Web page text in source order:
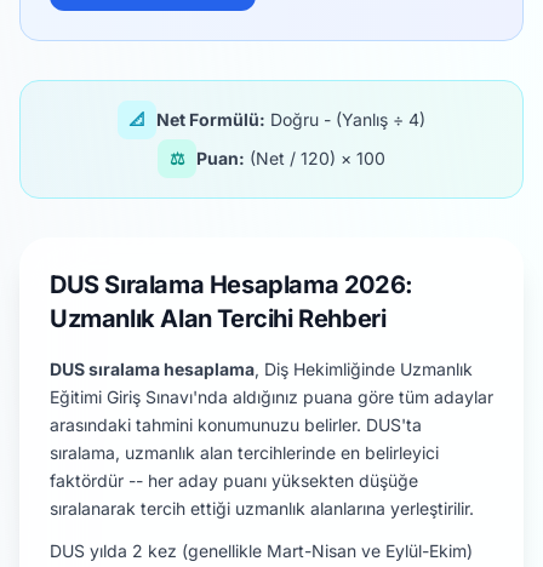
📐 Net Formülü: Doğru - (Yanlış ÷ 4)
⚖️
Puan: (Net / 120) × 100
DUS Sıralama Hesaplama 2026:
Uzmanlık Alan Tercihi Rehberi
DUS sıralama hesaplama, Diş Hekimliğinde Uzmanlık
Eğitimi Giriş Sınavı'nda aldığınız puana göre tüm adaylar
arasındaki tahmini konumunuzu belirler. DUS'ta
sıralama, uzmanlık alan tercihlerinde en belirleyici
faktördür -- her aday puanı yüksekten düşüğe
sıralanarak tercih ettiği uzmanlık alanlarına yerleştirilir.
DUS yılda 2 kez (genellikle Mart-Nisan ve Eylül-Ekim)